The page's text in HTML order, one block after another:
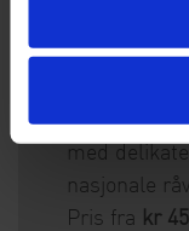
Slipp og
Visetter i
med
nasjonale
Pris fra kr